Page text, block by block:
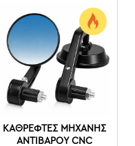
ΚΑΘΡΈΦΤΕΣ ΜΗΧΑΝΉΣ
ΑΝΤΙΒΆΡΟΥ CNC